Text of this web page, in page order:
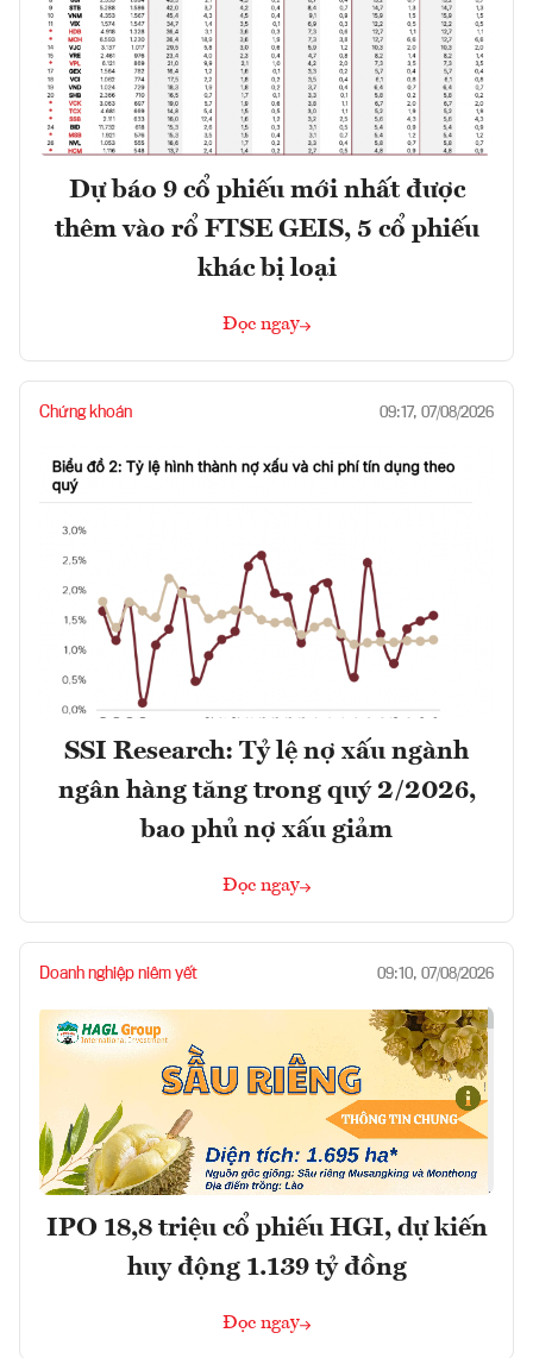
Dự báo 9 cổ phiếu mới nhất được
thêm vào rổ FTSE GEIS, 5 cổ phiếu
khác bị loại
Đọc ngay
Chứng khoán 09:17, 07/08/2026
SSI Research: Tỷ lệ nợ xấu ngành
ngân hàng tăng trong quý 2/2026,
bao phủ nợ xấu giảm
Đọc ngay
Doanh nghiệp niêm yết 09:10, 07/08/2026
IPO 18,8 triệu cổ phiếu HGI, dự kiến
huy động 1.139 tỷ đồng
Đọc ngay